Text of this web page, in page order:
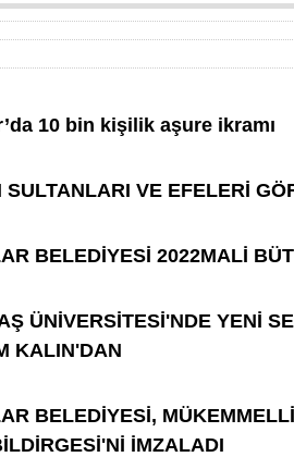
10 bin kişilik aşure ikramı
SULTANLARI VE EFELERİ
BELEDİYESİ 2022MALİ
ÜNİVERSİTESİ'NDE YENİ
KALIN'DAN
BELEDİYESİ,
İMZALADI